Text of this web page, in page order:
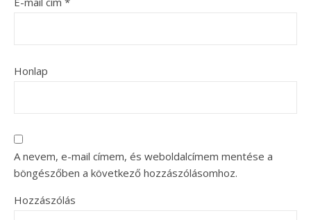
Honlap
A nevem, e-mail címem, és weboldalcímem mentése a
böngészőben a következő hozzászólásomhoz.
Hozzászólás